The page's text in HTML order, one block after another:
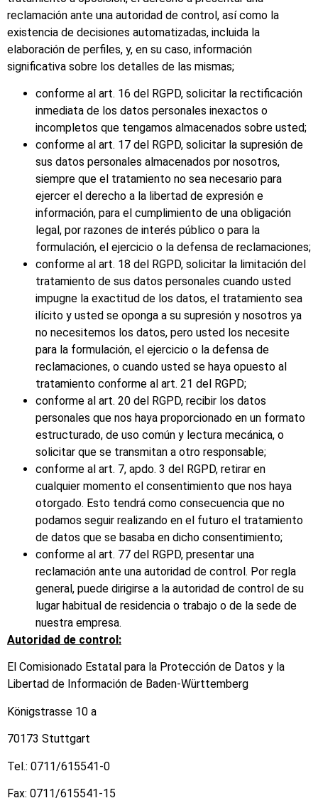
reclamación ante una autoridad de control, así como la
existencia de decisiones automatizadas, incluida la
elaboración de perfiles, y, en su caso, información
significativa sobre los detalles de las mismas;
conforme al art. 16 del RGPD, solicitar la rectificación
inmediata de los datos personales inexactos o
incompletos que tengamos almacenados sobre usted;
conforme al art. 17 del RGPD, solicitar la supresión de
sus datos personales almacenados por nosotros,
siempre que el tratamiento no sea necesario para
ejercer el derecho a la libertad de expresión e
información, para el cumplimiento de una obligación
legal, por razones de interés público o para la
formulación, el ejercicio o la defensa de reclamaciones;
conforme al art. 18 del RGPD, solicitar la limitación del
tratamiento de sus datos personales cuando usted
impugne la exactitud de los datos, el tratamiento sea
ilícito y usted se oponga a su supresión y nosotros ya
no necesitemos los datos, pero usted los necesite
para la formulación, el ejercicio o la defensa de
reclamaciones, o cuando usted se haya opuesto al
tratamiento conforme al art. 21 del RGPD;
conforme al art. 20 del RGPD, recibir los datos
personales que nos haya proporcionado en un formato
estructurado, de uso común y lectura mecánica, o
solicitar que se transmitan a otro responsable;
conforme al art. 7, apdo. 3 del RGPD, retirar en
cualquier momento el consentimiento que nos haya
otorgado. Esto tendrá como consecuencia que no
podamos seguir realizando en el futuro el tratamiento
de datos que se basaba en dicho consentimiento;
conforme al art. 77 del RGPD, presentar una
reclamación ante una autoridad de control. Por regla
general, puede dirigirse a la autoridad de control de su
lugar habitual de residencia o trabajo o de la sede de
nuestra empresa.
Autoridad de control:
El Comisionado Estatal para la Protección de Datos y la
Libertad de Información de Baden-Württemberg
Königstrasse 10 a
70173 Stuttgart
Tel.: 0711/615541-0
Fax: 0711/615541-15